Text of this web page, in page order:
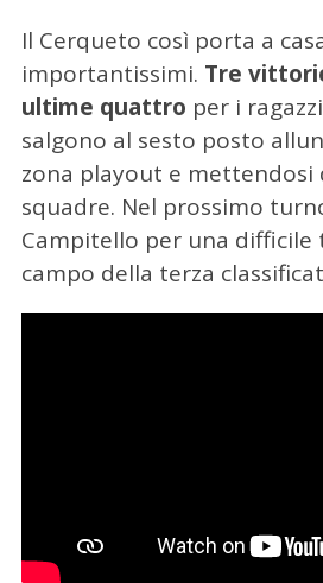
Il Cerqueto così porta a
importantissimi. Tre
ultime quattro per i
salgono al sesto posto
zona playout e
squadre. Nel prossimo
Campitello per una difficile
campo della terza
e